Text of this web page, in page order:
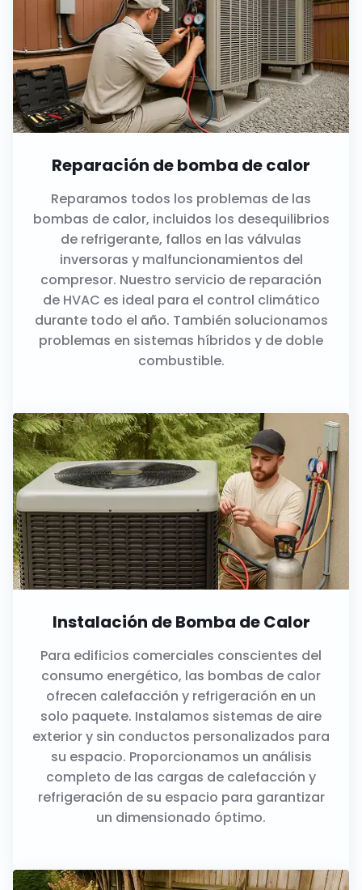
Reparación de bomba de calor
Reparamos todos los problemas de las
bombas de calor, incluidos los desequilibrios
de refrigerante, fallos en las válvulas
inversoras y malfuncionamientos del
compresor. Nuestro servicio de reparación
de HVAC es ideal para el control climático
durante todo el año. También solucionamos
problemas en sistemas híbridos y de doble
combustible.
Instalación de Bomba de Calor
Para edificios comerciales conscientes del
consumo energético, las bombas de calor
ofrecen calefacción y refrigeración en un
solo paquete. Instalamos sistemas de aire
exterior y sin conductos personalizados para
su espacio. Proporcionamos un análisis
completo de las cargas de calefacción y
refrigeración de su espacio para garantizar
un dimensionado óptimo.